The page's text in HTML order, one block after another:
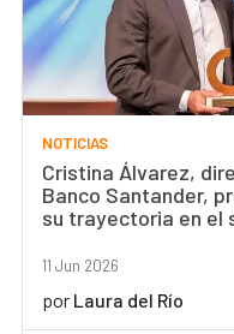
NOTICIAS
Cristina Álvarez,
Banco Santander,
su trayectoria en el
11 Jun 2026
por Laura del Río